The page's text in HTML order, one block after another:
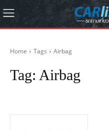
Home Tags Airbag
Tag: Airbag